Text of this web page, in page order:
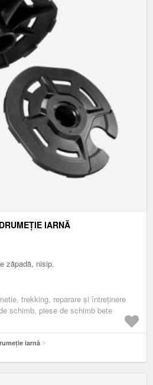
IARNĂ
zăpadă, nisip.
trekking, reparare și întreținere
schimb, piese de schimb bete
iarnă